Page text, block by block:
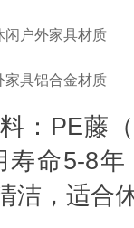
家具铝合金材质
：PE藤
命5-8
洁，适合